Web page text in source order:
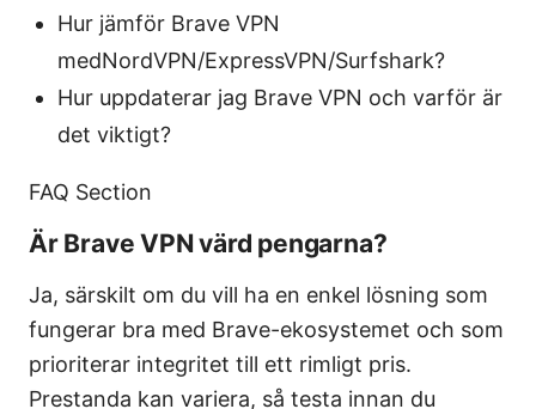
Hur jämför Brave VPN
medNordVPN/ExpressVPN/Surfshark?
Hur uppdaterar jag Brave VPN och varför är
det viktigt?
FAQ Section
Är Brave VPN värd pengarna?
Ja, särskilt om du vill ha en enkel lösning som
fungerar bra med Brave-ekosystemet och som
prioriterar integritet till ett rimligt pris.
Prestanda kan variera, så testa innan du